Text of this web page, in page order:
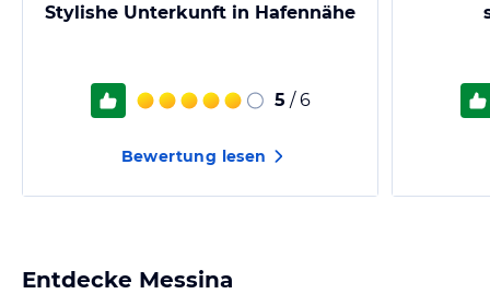
Stylishe Unterkunft in Hafennähe
5 / 6
Bewertung lesen
Entdecke Messina